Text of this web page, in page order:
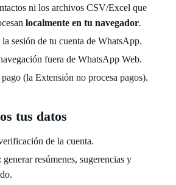
ni los archivos CSV/Excel que
localmente en tu navegador.
sesión de tu cuenta de WhatsApp.
fuera de WhatsApp Web.
(la Extensión no procesa pagos).
tus datos
de la cuenta.
: generar resúmenes, sugerencias y